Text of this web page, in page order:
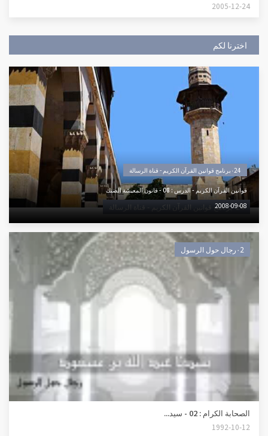
2005-12-24
اخترنا لكم
٠24برنامج قوانين القرآن الكريم - قناة الرسالة
٠24برنامج قوانين القرآن الكريم - قناة الرسالة
قوانين القرآن الكريم - الدرس : 08 - قانون المعيشة الضنك
2008-09-08
٠2رجال حول الرسول
الصحابة الكرام : 02 - سيد...
1992-10-12